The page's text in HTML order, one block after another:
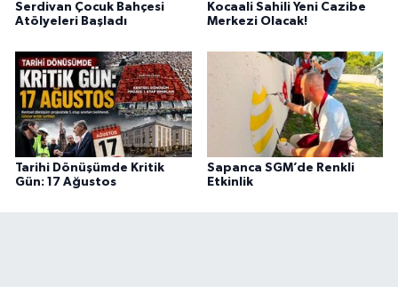
Serdivan Çocuk Bahçesi
Atölyeleri Başladı
Kocaali Sahili Yeni Cazibe
Merkezi Olacak!
Tarihi Dönüşümde Kritik
Gün: 17 Ağustos
Sapanca SGM’de Renkli
Etkinlik